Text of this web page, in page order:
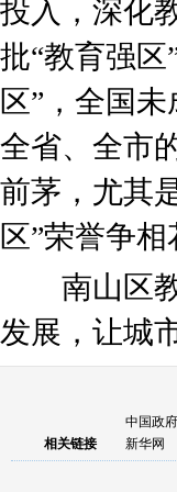
投入，深化
批“教育强
区”，全国
全省、全市
前茅，尤其
区”荣誉争相
南山区教
发展，让城
相关链接
中国政
新华网